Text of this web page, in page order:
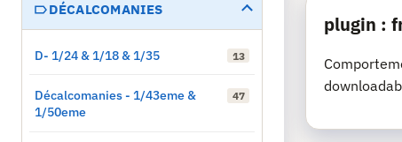
plugin :
DÉCALCOMANIES
D- 1/24 & 1/18 & 1/35 13
Décalcomanies - 1/43eme &
1/50eme
47